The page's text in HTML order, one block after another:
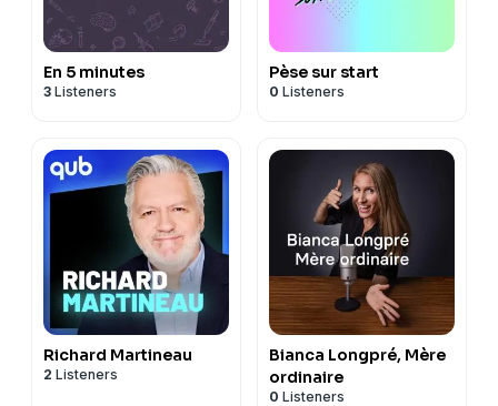
En 5 minutes
3 Listeners
Pèse sur start
0 Listeners
Richard Martineau
2 Listeners
Bianca Longpré, Mère
ordinaire
0 Listeners